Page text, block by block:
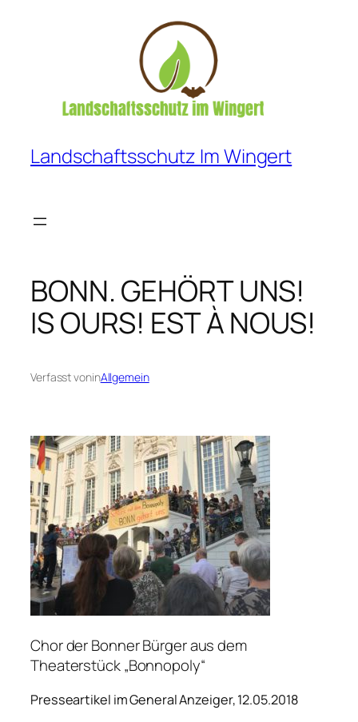
Landschaftsschutz Im Wingert
BONN. GEHÖRT UNS!
IS OURS! EST À NOUS!
Verfasst voninAllgemein
Chor der Bonner Bürger aus dem
Theaterstück „Bonnopoly“
Presseartikel im General Anzeiger, 12.05.2018